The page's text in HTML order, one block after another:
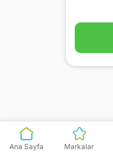
Ana Sayfa Markalar